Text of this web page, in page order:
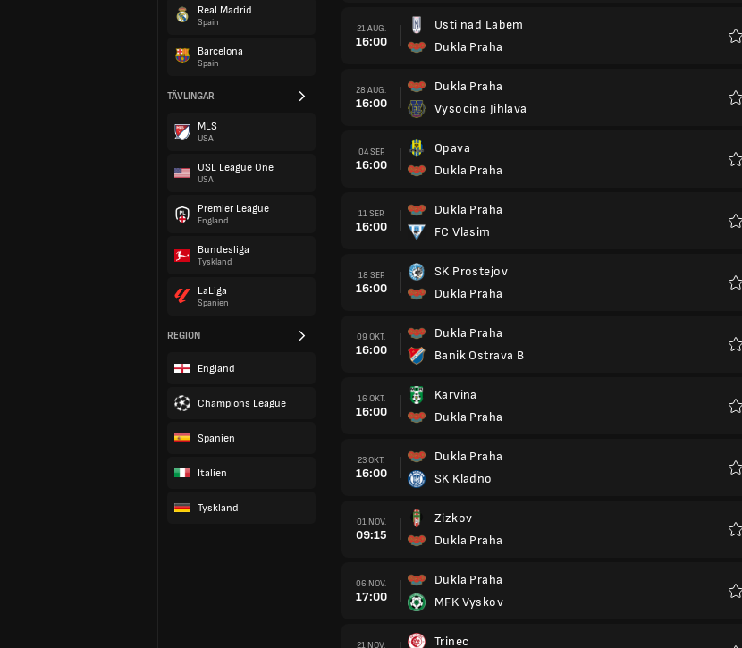
Real Madrid
Spain
Barcelona
Spain
TÄVLINGAR
MLS
USA
USL League One
USA
Premier League
England
Bundesliga
Tyskland
LaLiga
Spanien
REGION
England
Champions League
Spanien
Italien
Tyskland
21 AUG.
16:00
Usti nad Labem
Dukla Praha
28 AUG.
16:00
Dukla Praha
Vysocina Jihlava
04 SEP.
16:00
Opava
Dukla Praha
11 SEP.
16:00
Dukla Praha
FC Vlasim
18 SEP.
16:00
SK Prostejov
Dukla Praha
09 OKT.
16:00
Dukla Praha
Banik Ostrava B
16 OKT.
16:00
Karvina
Dukla Praha
23 OKT.
16:00
Dukla Praha
SK Kladno
01 NOV.
09:15
Zizkov
Dukla Praha
06 NOV.
17:00
Dukla Praha
MFK Vyskov
21 NOV.
Trinec